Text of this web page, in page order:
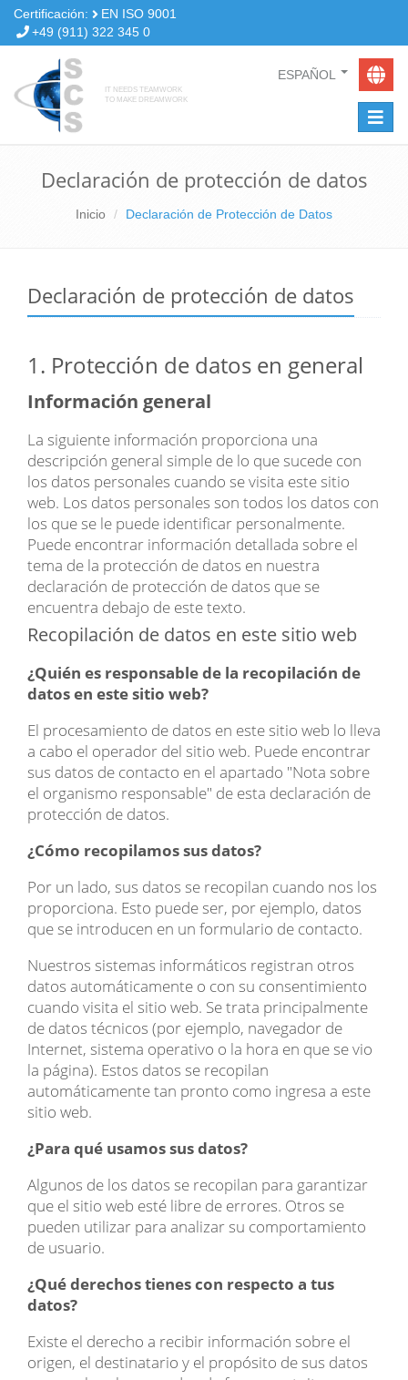
Pasar
contenido
Certificación:
EN ISO 9001
+49 (911) 322 345 0
IT NEEDS TEAMWORK
TO MAKE DREAMWORK
Select
ESPAÑOL
Declaración de protección de datos
Inicio Declaración de Protección de Datos
Declaración de protección de datos
1. Protección de datos en general
Información general
La siguiente información proporciona una
descripción general simple de lo que sucede con
los datos personales cuando se visita este sitio
web. Los datos personales son todos los datos con
los que se le puede identificar personalmente.
Puede encontrar información detallada sobre el
tema de la protección de datos en nuestra
declaración de protección de datos que se
encuentra debajo de este texto.
Recopilación de datos en este sitio web
¿Quién es responsable de la recopilación de
datos en este sitio web?
El procesamiento de datos en este sitio web lo lleva
a cabo el operador del sitio web. Puede encontrar
sus datos de contacto en el apartado "Nota sobre
el organismo responsable" de esta declaración de
protección de datos.
¿Cómo recopilamos sus datos?
Por un lado, sus datos se recopilan cuando nos los
proporciona. Esto puede ser, por ejemplo, datos
que se introducen en un formulario de contacto.
Nuestros sistemas informáticos registran otros
datos automáticamente o con su consentimiento
cuando visita el sitio web. Se trata principalmente
de datos técnicos (por ejemplo, navegador de
Internet, sistema operativo o la hora en que se vio
la página). Estos datos se recopilan
automáticamente tan pronto como ingresa a este
sitio web.
¿Para qué usamos sus datos?
Algunos de los datos se recopilan para garantizar
que el sitio web esté libre de errores. Otros se
pueden utilizar para analizar su comportamiento
de usuario.
¿Qué derechos tienes con respecto a tus
datos?
Existe el derecho a recibir información sobre el
origen, el destinatario y el propósito de sus datos
Servicio de transportes especiales
Flete aéreo
Mensajería a bordo
Transportes especiales
Otros servicios
Novedades
Especificaciones de los contenedores
Husos horarios/Conversor de divisas